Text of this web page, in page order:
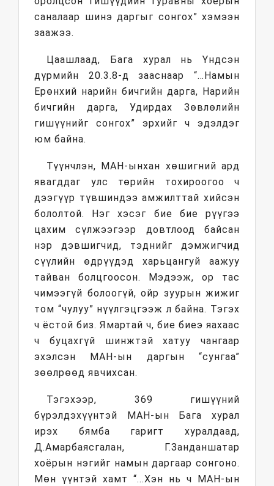
саналаар шинэ даргыг сонгох” хэмээн
заажээ.
Цаашлаад, Бага хурал нь Үндсэн
дүрмийн 20.3.8-д зааснаар “…Намын
Ерөнхий нарийн бичгийн дарга, Нарийн
бичгийн дарга, Удирдах Зөвлөлийн
гишүүнийг сонгох” эрхийг ч эдэлдэг
юм байна.
Түүнчлэн, МАН-ынхан хөшигний ард
явагддаг улс төрийн тохироогоо ч
дээгүүр түвшиндээ амжилттай хийсэн
бололтой. Нэг хэсэг бие бие рүүгээ
цахим сүлжээгээр довтлоод байсан
нэр дэвшигчид, тэднийг дэмжигчид
сүүлийн өдрүүдэд харьцангуй аажуу
тайван болцгоосон. Мэдээж, ор тас
чимээгүй болоогүй, ойр зуурын жижиг
том “чулуу” нүүлгэцгээж л байна. Тэгэх
ч ёстой биз. Ямартай ч, бие биеэ яахаас
ч буцахгүй шинжтэй хатуу чангаар
эхэлсэн МАН-ын даргын “сунгаа”
зөөлрөөд явчихсан.
Тэгэхээр, 369 гишүүний
бүрэлдэхүүнтэй МАН-ын Бага хурал
ирэх бямба гаригт хуралдаад,
Д.Амарбаясгалан, Г.Занданшатар
хоёрын нэгийг намын даргаар сонгоно.
Мөн үүнтэй хамт “...Хэн нь ч МАН-ын